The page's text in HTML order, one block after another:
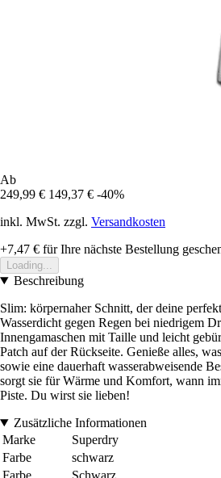
Ab
249,99 € 149,37 € -40%
inkl. MwSt. zzgl. Versandkosten
+7,47 € für Ihre nächste Bestellung
Loading...
Beschreibung
Slim: körpernaher Schnitt, der deine
Wasserdicht gegen Regen bei niedrigem
Innengamaschen mit Taille und leicht
Patch auf der Rückseite. Genieße alles,
sowie eine dauerhaft wasserabweisende
sorgt sie für Wärme und Komfort, wann
Piste. Du wirst sie lieben!
Zusätzliche Informationen
Marke
Superdry
Farbe
schwarz
Farbe
Schwarz